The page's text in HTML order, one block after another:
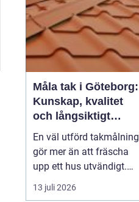
Måla tak i Göteborg:
Kunskap, kvalitet
och långsiktigt
skydd vid
takmålning i
Göteborg
En väl utförd takmålning
gör mer än att fräscha
upp ett hus utvändigt.
Den förlänger takets
livslängd, skyddar mot
13 juli 2026